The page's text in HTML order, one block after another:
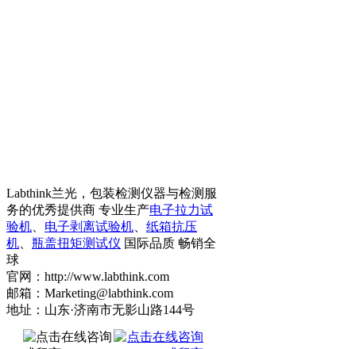
Labthink兰光，包装检测仪器与检测服
务的优秀提供商 专业生产电子拉力试
验机
电子剥离试验机
纸箱抗压
机
瓶盖扭矩测试仪 国际品质 畅销全
球
官网：http://www.labthink.com
邮箱：Marketing@labthink.com
地址：山东·济南市无影山路144号